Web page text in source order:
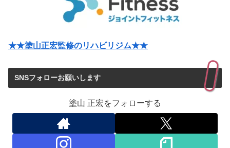
★★塗山正宏監修のリハビリジム★★
SNSフォローお願いします
塗山 正宏をフォローする